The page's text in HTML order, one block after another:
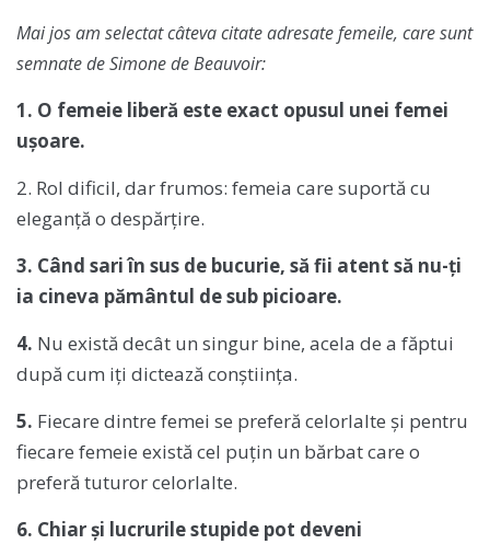
Mai jos am selectat câteva citate adresate femeile, care sunt
semnate de Simone de Beauvoir:
1. O femeie liberă este exact opusul unei femei
ușoare.
2. Rol dificil, dar frumos: femeia care suportă cu
eleganță o despărțire.
3. Când sari în sus de bucurie, să fii atent să nu-ți
ia cineva pământul de sub picioare.
4. Nu există decât un singur bine, acela de a făptui
după cum iți dictează conștiința.
5. Fiecare dintre femei se preferă celorlalte și pentru
fiecare femeie există cel puțin un bărbat care o
preferă tuturor celorlalte.
6. Chiar și lucrurile stupide pot deveni